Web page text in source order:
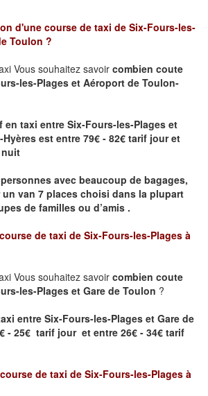
d'une course de taxi de Six-Fours-les-
Toulon ?
Vous souhaitez savoir combien coute
les-Plages et Aéroport de Toulon-
en taxi entre Six-Fours-les-Plages et
est entre 79€ - 82€ tarif jour et
nuit
avec beaucoup de bagages,
un van 7 places choisi dans la plupart
de familles ou d’amis .
de taxi de Six-Fours-les-Plages à
Vous souhaitez savoir combien coute
les-Plages et Gare de Toulon ?
entre Six-Fours-les-Plages et Gare de
- 25€ tarif jour et entre 26€ - 34€ tarif
de taxi de Six-Fours-les-Plages à